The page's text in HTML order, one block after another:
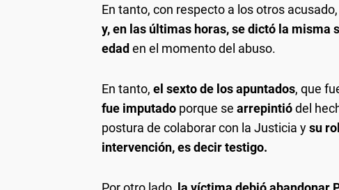
En tanto, con respecto a los otros acusado,
y, en las últimas horas, se dictó la misma
edad en el momento del abuso.
En tanto, el sexto de los apuntados, que
fue imputado porque se arrepintiódel
postura de colaborar con la Justicia ysu
intervención, es decir testigo.